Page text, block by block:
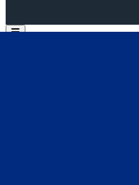
Open main menu